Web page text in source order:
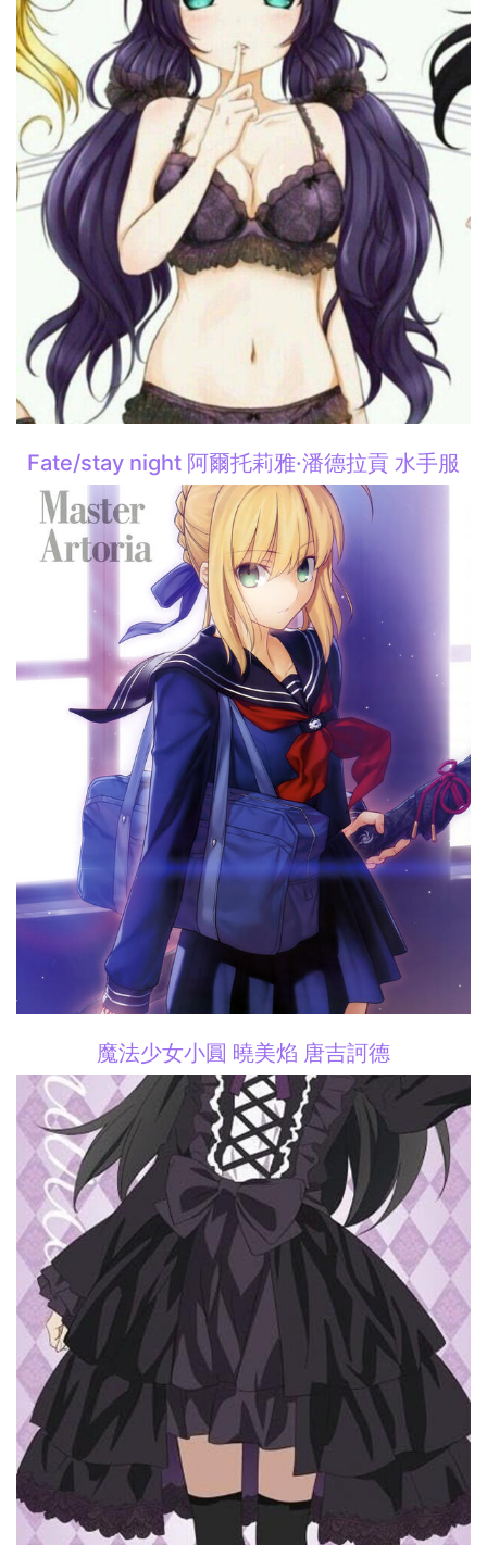
Fate/stay night 阿爾托莉雅·潘德拉貢 水手服
魔法少女小圓 曉美焰 唐吉訶德